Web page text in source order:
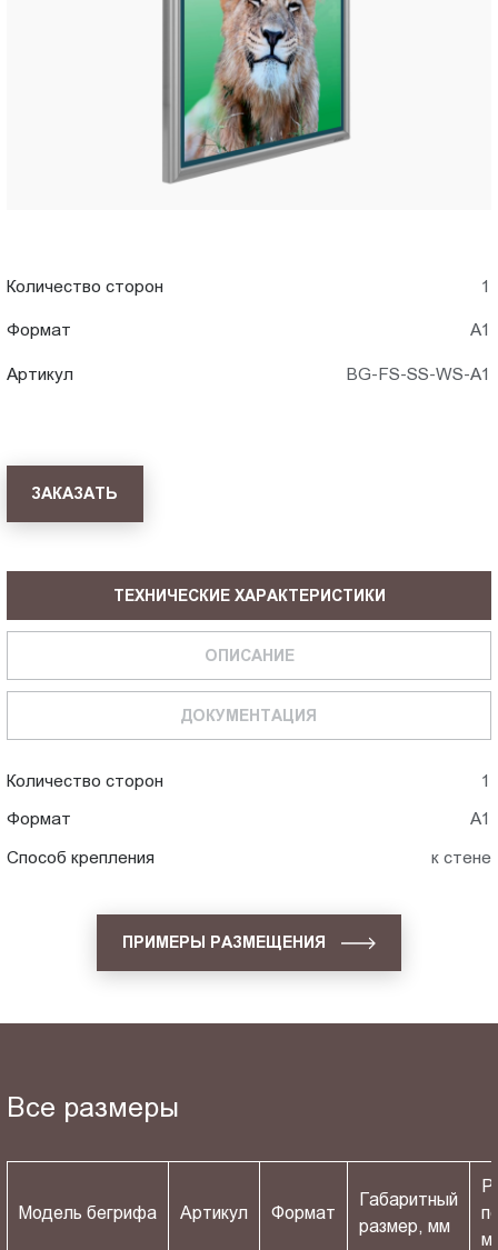
Количество сторон 1
Формат А1
Артикул BG-FS-SS-WS-A1
ЗАКАЗАТЬ
ТЕХНИЧЕСКИЕ ХАРАКТЕРИСТИКИ
ОПИСАНИЕ
ДОКУМЕНТАЦИЯ
Количество сторон 1
Формат А1
Способ крепления к стене
ПРИМЕРЫ РАЗМЕЩЕНИЯ
Все размеры
Модель бегрифа Артикул Формат
Габаритный
размер, мм